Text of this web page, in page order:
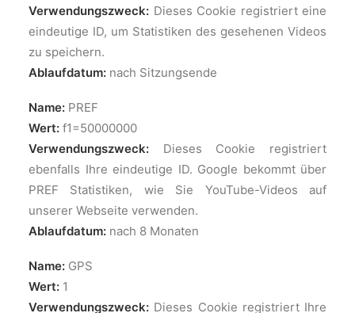
Verwendungszweck: Dieses Cookie registriert eine
eindeutige ID, um Statistiken des gesehenen Videos
zu speichern.
Ablaufdatum: nach Sitzungsende
Name: PREF
Wert: f1=50000000
Verwendungszweck: Dieses Cookie registriert
ebenfalls Ihre eindeutige ID. Google bekommt über
PREF Statistiken, wie Sie YouTube-Videos auf
unserer Webseite verwenden.
Ablaufdatum: nach 8 Monaten
Name: GPS
Wert: 1
Verwendungszweck: Dieses Cookie registriert Ihre